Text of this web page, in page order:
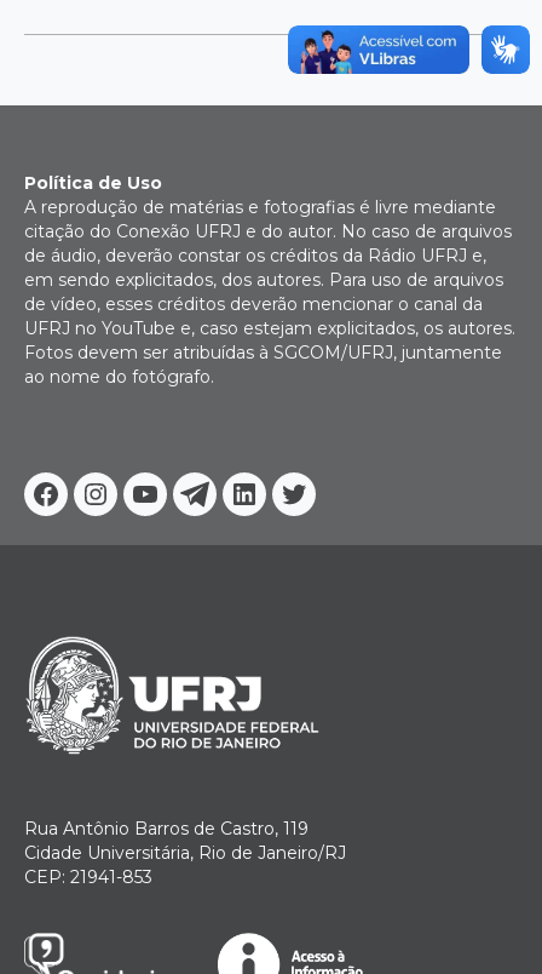
Facebook
Instagram
YoutubeTelegram
Linkedin
Twitter
Política de Uso
A reprodução de matérias e fotografias é livre mediante
citação do Conexão UFRJ e do autor. No caso de arquivos
de áudio, deverão constar os créditos da Rádio UFRJ e,
em sendo explicitados, dos autores. Para uso de arquivos
de vídeo, esses créditos deverão mencionar o canal da
UFRJ no YouTube e, caso estejam explicitados, os autores.
Fotos devem ser atribuídas à SGCOM/UFRJ, juntamente
ao nome do fotógrafo.
Rua Antônio Barros de Castro, 119
Cidade Universitária, Rio de Janeiro/RJ
CEP: 21941-853